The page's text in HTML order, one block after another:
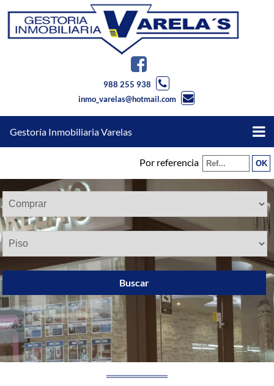
988 255 938
inmo_varelas@hotmail.com
Gestoría Inmobiliaria Varelas
Por referencia
Buscar